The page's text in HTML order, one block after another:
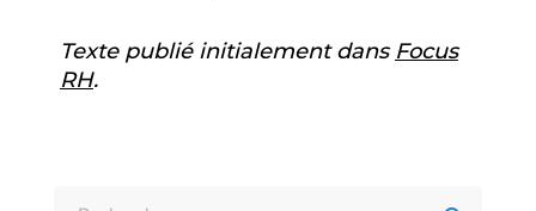
Texte publié initialement dans Focus
RH.